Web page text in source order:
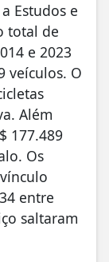
Estudos e
total de
e 2023
veículos. O
Além
177.489
Os
entre
saltaram